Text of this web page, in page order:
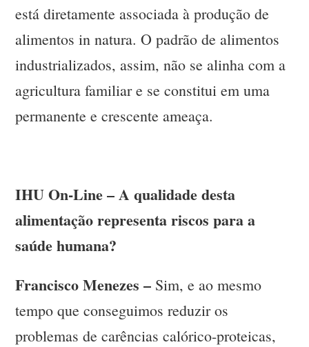
está diretamente associada à produção de
alimentos in natura. O padrão de alimentos
industrializados, assim, não se alinha com a
agricultura familiar e se constitui em uma
permanente e crescente ameaça.
IHU On-Line – A qualidade desta
alimentação representa riscos para a
saúde humana?
Francisco Menezes – Sim, e ao mesmo
tempo que conseguimos reduzir os
problemas de carências calórico-proteicas,